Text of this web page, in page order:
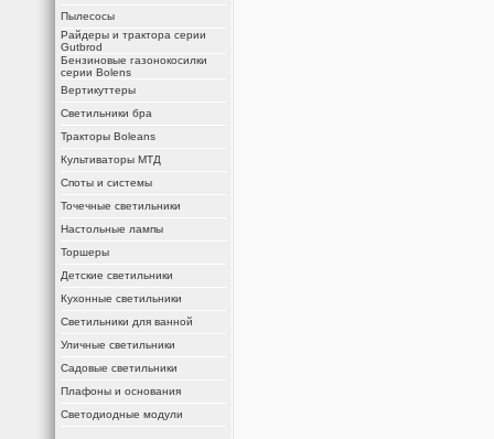
Пылесосы
Райдеры и трактора серии
Gutbrod
Бензиновые газонокосилки
серии Bolens
Вертикуттеры
Светильники бра
Тракторы Boleans
Культиваторы МТД
Споты и системы
Точечные светильники
Настольные лампы
Торшеры
Детские светильники
Кухонные светильники
Светильники для ванной
Уличные светильники
Садовые светильники
Плафоны и основания
Светодиодные модули